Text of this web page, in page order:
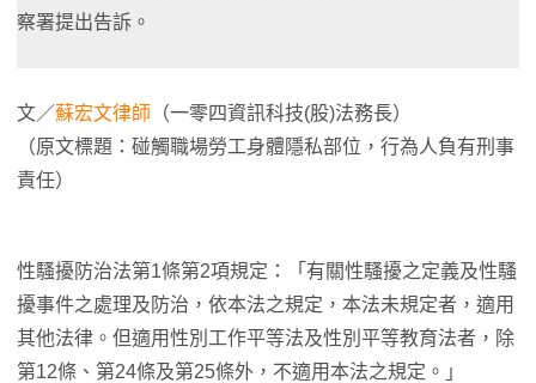
察署提出告訴。
文／蘇宏文律師 （一零四資訊科技(股)法務長）
（原文標題：碰觸職場勞工身體隱私部位，行為人負有刑事
責任）
性騷擾防治法第1條第2項規定：「有關性騷擾之定義及性騷
擾事件之處理及防治，依本法之規定，本法未規定者，適用
其他法律。但適用性別工作平等法及性別平等教育法者，除
第12條、第24條及第25條外，不適用本法之規定。」